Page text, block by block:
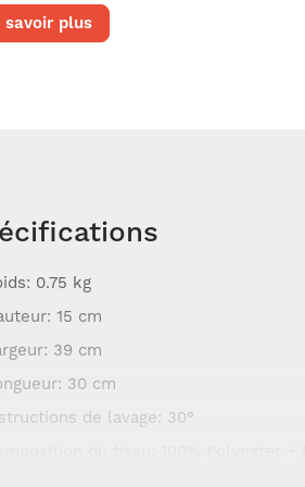
clés.
rembourrées.
savoir plus
: 0.75 kg
: 15 cm
: 39 cm
: 30 cm
de lavage: 30°